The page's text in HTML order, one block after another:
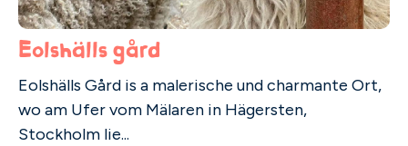
Eolshälls gård
Eolshälls Gård is a malerische und charmante Ort,
wo am Ufer vom Mälaren in Hägersten,
Stockholm lie...